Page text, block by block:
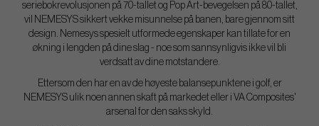
seriebokrevolusjonen på 70-tallet og Pop Art-bevegelsen på 80-tallet,
vil NEMESYS sikkert vekke misunnelse på banen, bare gjennom sitt
design. Nemesys spesielt utformede egenskaper kan tillate for en
økning i lengden på dine slag - noe som sannsynligvis ikke vil bli
verdsatt av dine motstandere.
Ettersom den har en av de høyeste balansepunktene i golf, er
NEMESYS ulik noen annen skaft på markedet eller i VA Composites'
arsenal for den saks skyld.